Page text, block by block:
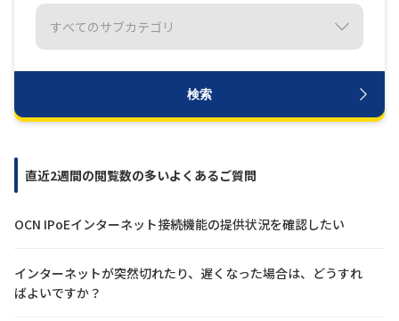
お問い合わせ
履歴・お気に入り
お知らせ サポートサイトの使い方
まはこちら
OCN サービス一覧
検索
直近2週間の閲覧数の多いよくあるご質問
OCN IPoEインターネット接続機能の提供状況を確認したい
インターネットが突然切れたり、遅くなった場合は、どうすれ
ばよいですか？